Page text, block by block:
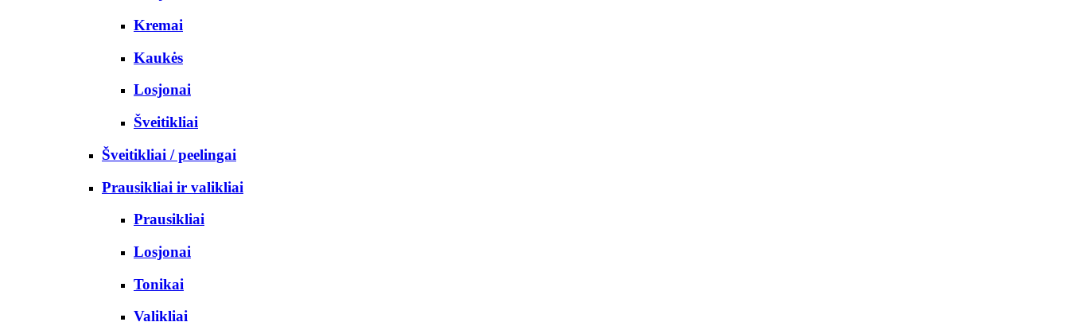
Kremai
Kaukės
Losjonai
Šveitikliai
Šveitikliai / peelingai
Prausikliai ir valikliai
Prausikliai
Losjonai
Tonikai
Valikliai